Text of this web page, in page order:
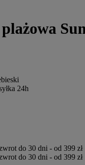
24h
do 30 dni - od 399 zł
do 30 dni - od 399 zł